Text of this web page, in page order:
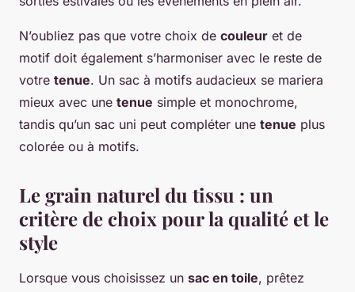
N’oubliez pas que votre choix de couleur et de
motif doit également s’harmoniser avec le reste de
votre tenue. Un sac à motifs audacieux se mariera
mieux avec une tenue simple et monochrome,
tandis qu’un sac uni peut compléter une tenue plus
colorée ou à motifs.
Le grain naturel du tissu : un
critère de choix pour la qualité et le
style
Lorsque vous choisissez un sac en toile, prêtez